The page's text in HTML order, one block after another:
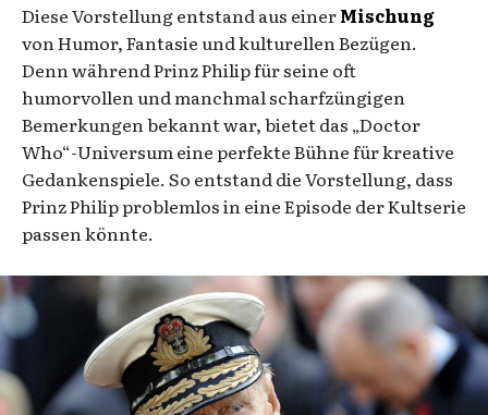
Diese Vorstellung entstand aus einerMischung
von Humor, Fantasie und kulturellen Bezügen.
Denn während Prinz Philip für seine oft
humorvollen und manchmal scharfzüngigen
Bemerkungen bekannt war, bietet das „Doctor
Who“-Universum eine perfekte Bühne für kreative
Gedankenspiele. So entstand die Vorstellung, dass
Prinz Philip problemlos in eine Episode der Kultserie
passen könnte.